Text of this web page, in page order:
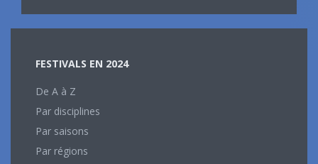
FESTIVALS EN 2024
De A à Z
Par disciplines
Par saisons
Par régions